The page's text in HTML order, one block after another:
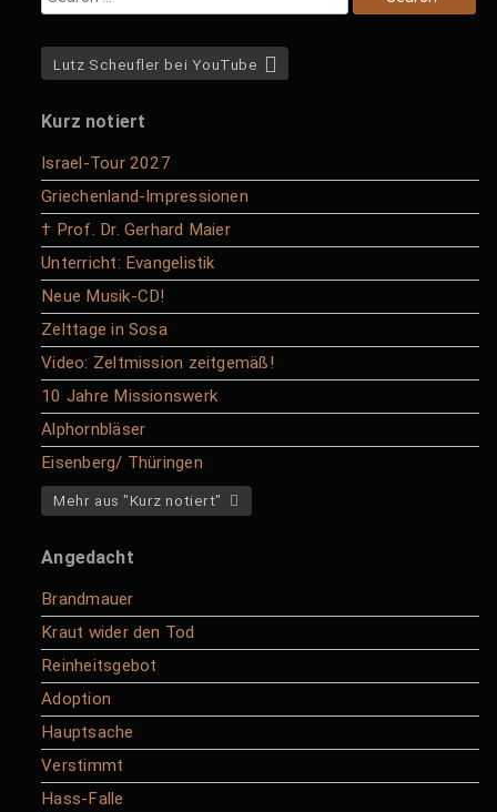
Lutz Scheufler bei YouTube
Kurz notiert
Israel-Tour 2027
Griechenland-Impressionen
† Prof. Dr. Gerhard Maier
Unterricht: Evangelistik
Neue Musik-CD!
Zelttage in Sosa
Video: Zeltmission zeitgemäß!
10 Jahre Missionswerk
Alphornbläser
Eisenberg/ Thüringen
Mehr aus "Kurz notiert"
Angedacht
Brandmauer
Kraut wider den Tod
Reinheitsgebot
Adoption
Hauptsache
Verstimmt
Hass-Falle